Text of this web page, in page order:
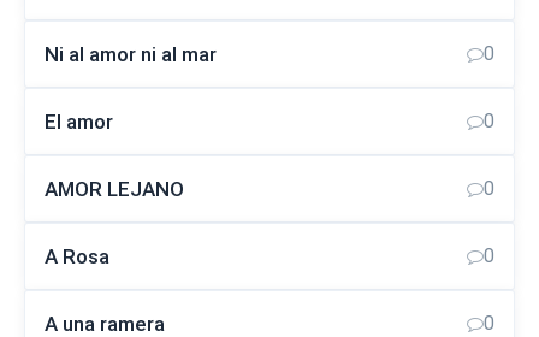
Ni al amor ni al mar 0
El amor 0
AMOR LEJANO 0
A Rosa 0
A una ramera 0